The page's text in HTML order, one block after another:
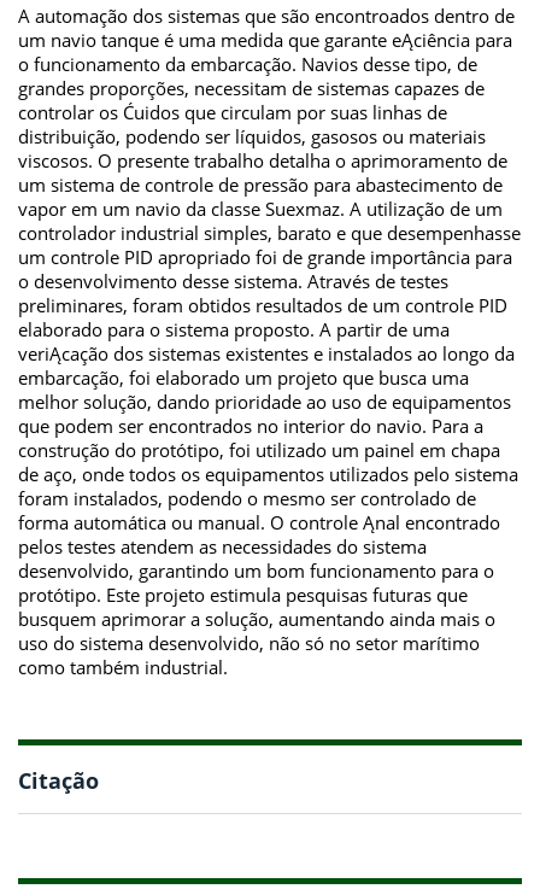
A automação dos sistemas que são encontroados dentro de
um navio tanque é uma medida que garante eĄciência para
o funcionamento da embarcação. Navios desse tipo, de
grandes proporções, necessitam de sistemas capazes de
controlar os Ćuidos que circulam por suas linhas de
distribuição, podendo ser líquidos, gasosos ou materiais
viscosos. O presente trabalho detalha o aprimoramento de
um sistema de controle de pressão para abastecimento de
vapor em um navio da classe Suexmaz. A utilização de um
controlador industrial simples, barato e que desempenhasse
um controle PID apropriado foi de grande importância para
o desenvolvimento desse sistema. Através de testes
preliminares, foram obtidos resultados de um controle PID
elaborado para o sistema proposto. A partir de uma
veriĄcação dos sistemas existentes e instalados ao longo da
embarcação, foi elaborado um projeto que busca uma
melhor solução, dando prioridade ao uso de equipamentos
que podem ser encontrados no interior do navio. Para a
construção do protótipo, foi utilizado um painel em chapa
de aço, onde todos os equipamentos utilizados pelo sistema
foram instalados, podendo o mesmo ser controlado de
forma automática ou manual. O controle Ąnal encontrado
pelos testes atendem as necessidades do sistema
desenvolvido, garantindo um bom funcionamento para o
protótipo. Este projeto estimula pesquisas futuras que
busquem aprimorar a solução, aumentando ainda mais o
uso do sistema desenvolvido, não só no setor marítimo
como também industrial.
Citação